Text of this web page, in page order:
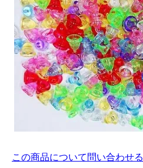
この商品について問い合わせる